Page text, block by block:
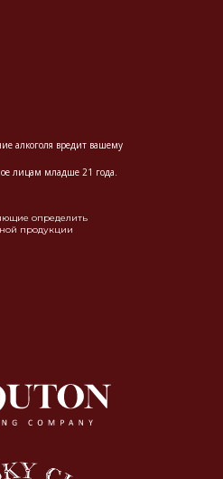
алкоголя вредит вашему
лицам младше 21 года.
определить
продукции